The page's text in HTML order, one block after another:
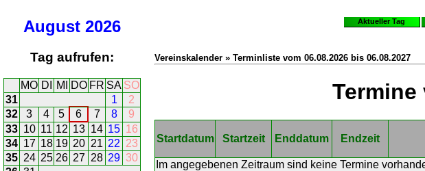
August 2026
Tag aufrufen:
MO DI MI DO FR SA SO
31
1
2
32
3 4 5 6 7 8
9
33 10 11 12 13 14 15 16
34 17 18 19 20 21 22 23
35 24 25 26 27 28 29 30
Aktueller Tag
Vereinskalender » Terminliste vom 06.08.2026 bis 06.08.2027
Termine
Startdatum Startzeit Enddatum Endzeit
Im angegebenen Zeitraum sind keine Termine